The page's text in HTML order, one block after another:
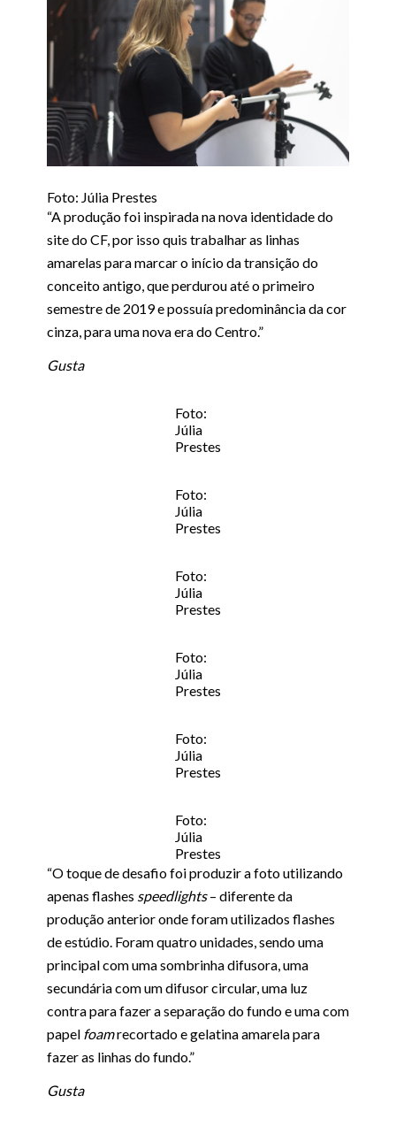
Foto: Júlia Prestes
“A produção foi inspirada na nova identidade do
site do CF, por isso quis trabalhar as linhas
amarelas para marcar o início da transição do
conceito antigo, que perdurou até o primeiro
semestre de 2019 e possuía predominância da cor
cinza, para uma nova era do Centro.”
Gusta
Foto:
Júlia
Prestes
Foto:
Júlia
Prestes
Foto:
Júlia
Prestes
Foto:
Júlia
Prestes
Foto:
Júlia
Prestes
Foto:
Júlia
Prestes
“O toque de desafio foi produzir a foto utilizando
apenas flashes speedlights– diferente da
produção anterior onde foram utilizados flashes
de estúdio. Foram quatro unidades, sendo uma
principal com uma sombrinha difusora, uma
secundária com um difusor circular, uma luz
contra para fazer a separação do fundo e uma com
papel foamrecortado e gelatina amarela para
fazer as linhas do fundo.”
Gusta